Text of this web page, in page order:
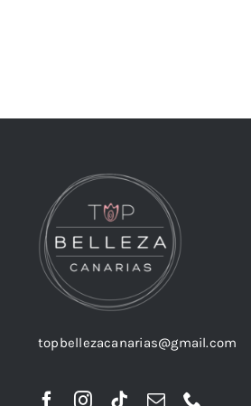
topbellezacanarias@gmail.com